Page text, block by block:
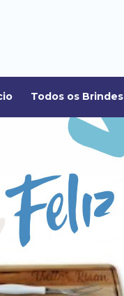
Todos os Brindes